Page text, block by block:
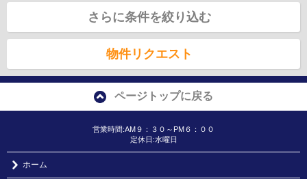
さらに条件を絞り込む
物件リクエスト
ページトップに戻る
営業時間:AM９：３０～PM６：００
定休日:水曜日
ホーム